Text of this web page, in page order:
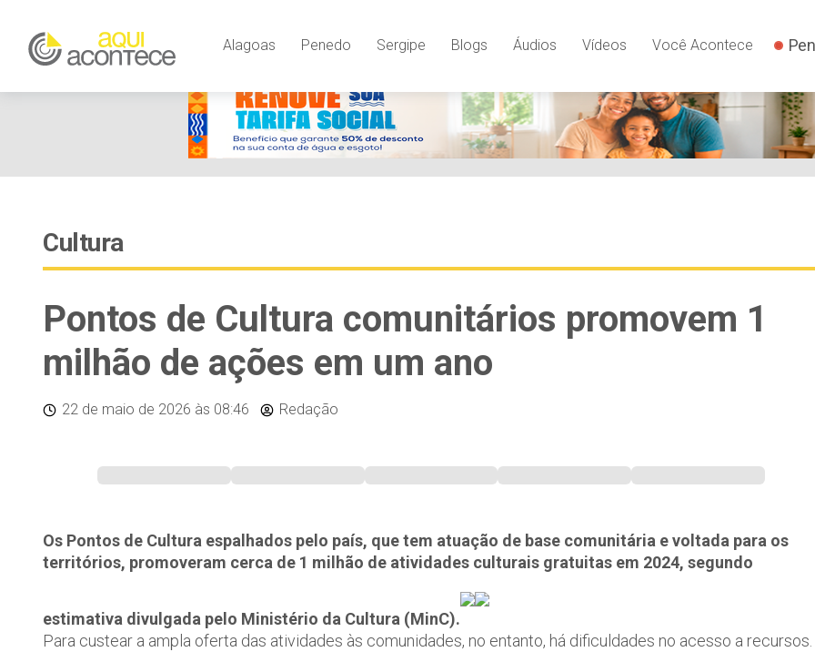
Alagoas Penedo Sergipe Blogs Áudios Vídeos Você Acontece
Cultura
Pontos de Cultura comunitários promovem 1
milhão de ações em um ano
22 de maio de 2026 às 08:46 Redação
Os Pontos de Cultura espalhados pelo país, que tem atuação de base comunitária e voltada para os
territórios, promoveram cerca de 1 milhão de atividades culturais gratuitas em 2024, segundo
estimativa divulgada pelo Ministério da Cultura (MinC).
Para custear a ampla oferta das atividades às comunidades, no entanto, há dificuldades no acesso a recursos.